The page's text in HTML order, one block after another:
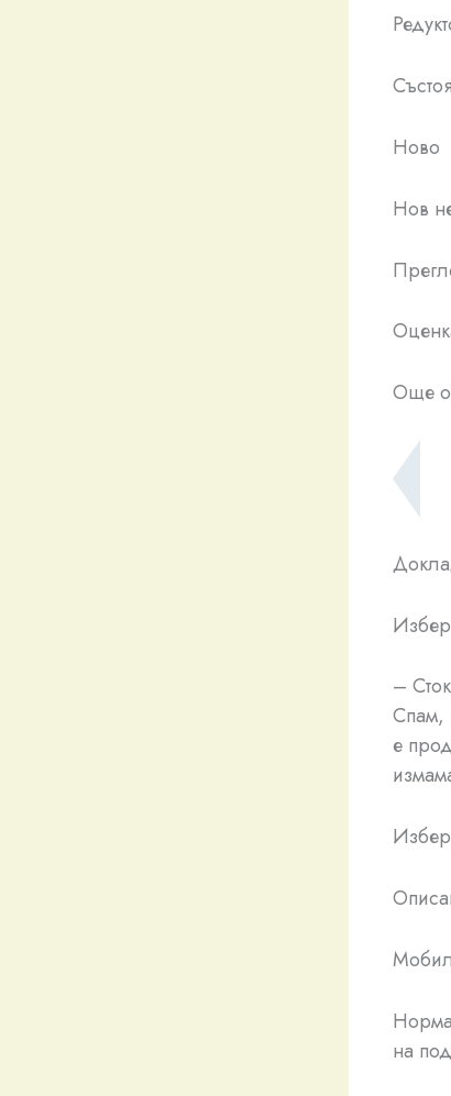
Ново
Нов
Още
–
Спам,
е
на